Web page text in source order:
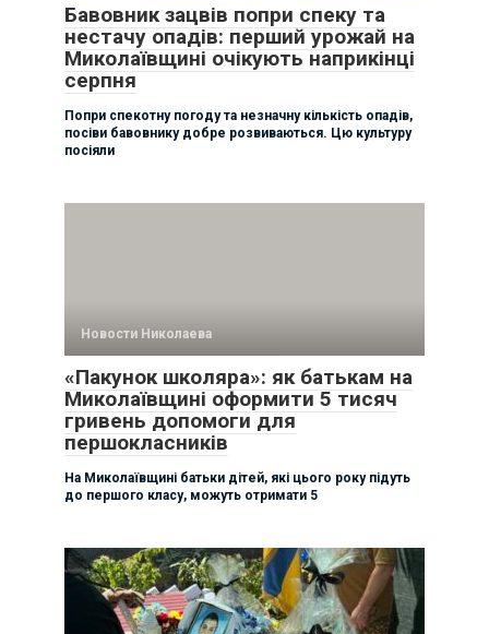
Бавовник зацвів попри спеку та
нестачу опадів: перший урожай на
Миколаївщині очікують наприкінці
серпня
Попри спекотну погоду та незначну кількість опадів,
посіви бавовнику добре розвиваються. Цю культуру
посіяли
Новости Николаева
«Пакунок школяра»: як батькам на
Миколаївщині оформити 5 тисяч
гривень допомоги для
першокласників
На Миколаївщині батьки дітей, які цього року підуть
до першого класу, можуть отримати 5